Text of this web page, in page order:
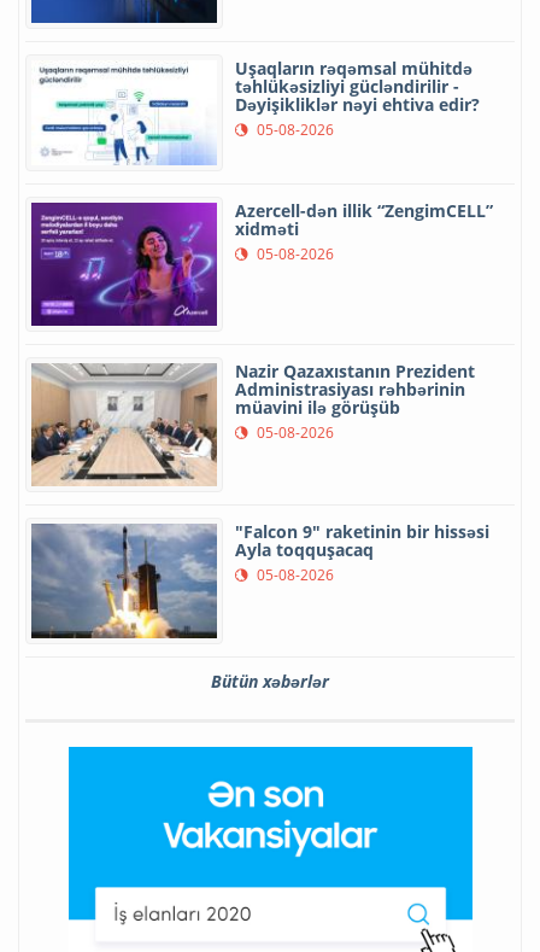
Uşaqların rəqəmsal mühitdə
təhlükəsizliyi gücləndirilir -
Dəyişikliklər nəyi ehtiva edir?
05-08-2026
Azercell-dən illik “ZengimCELL”
xidməti
05-08-2026
Nazir Qazaxıstanın Prezident
Administrasiyası rəhbərinin
müavini ilə görüşüb
05-08-2026
"Falcon 9" raketinin bir hissəsi
Ayla toqquşacaq
05-08-2026
Bütün xəbərlər